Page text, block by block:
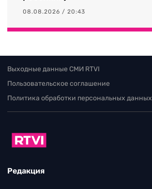
08.08.2026 / 20:43
Выходные данные СМИ RTVI
Пользовательское соглашение
Политика обработки персональных данных
Редакция